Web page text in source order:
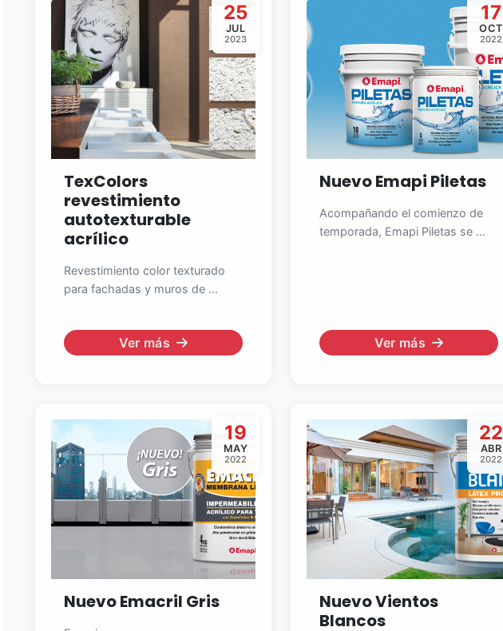
25
JUL
2023
TexColors
revestimiento
autotexturable
acrílico
Revestimiento color texturado
para fachadas y muros de ...
Ver más
17
OCT
2022
Nuevo Emapi Piletas
Acompañando el comienzo de
temporada, Emapi Piletas se ...
Ver más
19
MAY
2022
Nuevo Emacril Gris
22
ABR
2022
Nuevo Vientos
Blancos